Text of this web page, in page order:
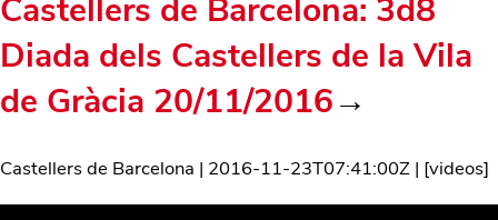
Castellers de Barcelona: 3d8
Diada dels Castellers de la Vila
de Gràcia 20/11/2016→
Castellers de Barcelona | 2016-11-23T07:41:00Z | [videos]